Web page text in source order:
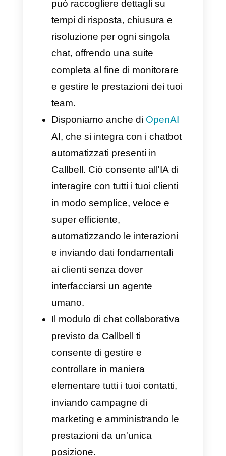
sempre avere un account API di
WhatsApp Business utilizzando
un BSP, ricevendo così
vantaggi straordinari come la
verifica di WhatsApp,
un'integrazione di più numeri di
filiali in un solo account,
metriche organizzate,
automazioni e molto altro
ancora.
Considera sempre che
l'approvazione richiede una o
due settimane e dovrai quindi
incominciare con la verifica del
tuo account di Facebook
Business Manager. Tuttavia, il
team di Callbell sarà lieto e
onorato di aiutarti durante tutto
questo processo.
Dopo aver completato tutte le
fasi, il passo successivo sarà